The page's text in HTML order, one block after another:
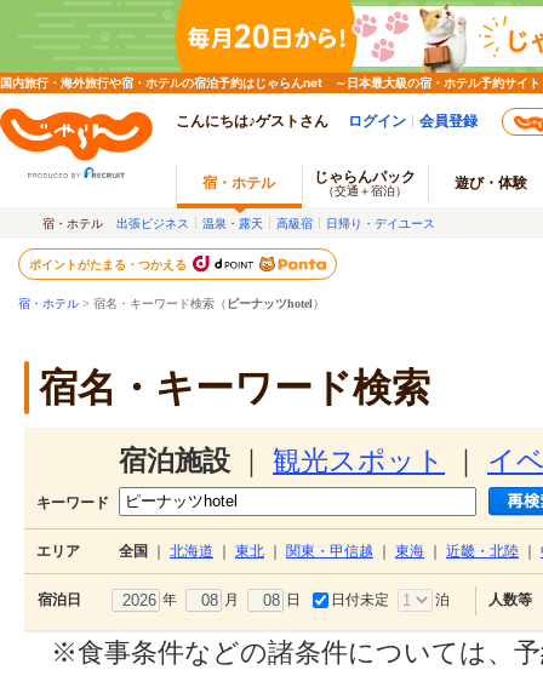
国内旅行・海外旅行や宿・ホテルの宿泊予約はじゃらんnet ～日本最大級の宿・ホテル予約サイト
こんにちは♪ゲストさん ログイン 会員登録
宿・ホテル じゃらんパック
（交通＋宿泊） 遊び・体験
宿・ホテル 出張ビジネス 温泉・露天 高級宿 日帰り・デイユース
ポイントがたまる・つかえる
宿・ホテル > 宿名・キーワード検索（ ピーナッツhotel）
宿名・キーワード検索
宿泊施設 観光スポット イ
キーワード
エリア 全国 北海道 東北 関東・甲信越 東海 近畿・北陸
宿泊日 年 月 日 日付未定 泊 人数等
※食事条件などの諸条件については、